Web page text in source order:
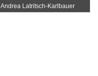
Andrea Latritsch-Karlbauer